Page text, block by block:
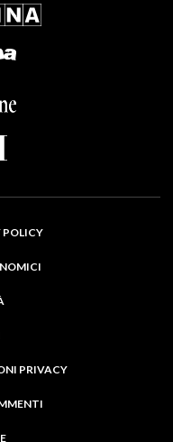
POLICY
PRIVACY